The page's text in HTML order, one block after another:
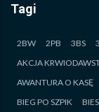
Tagi
2BW 2PB 3BS
AKCJA
AWANTURA O KASĘ
BIEG PO SZPIK